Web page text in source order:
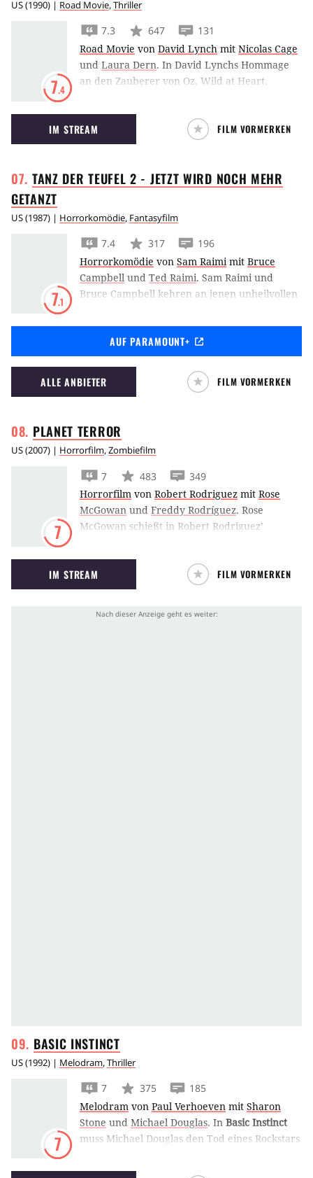
US(1990) | Road Movie,Thriller
7.4
7.3 647
131
Road Movie von David Lynch mit Nicolas Cage
und Laura Dern. In David Lynchs Hommage
an den Zauberer von Oz, Wild at Heart,
wahnsinnigen Schwiegermutter Diane Ladd
und ihren Killern.
IM STREAM FILM VORMERKEN
TANZ DER TEUFEL 2 - JETZT WIRD NOCH MEHR
GETANZT
US(1987) | Horrorkomödie, Fantasyfilm
7.1
7.4 317
196
Horrorkomödie von Sam Raimi mit Bruce
Campbell und Ted Raimi. Sam Raimi und
Bruce Campbell kehren an jenen unheilvollen
der Teufel 2 - Jetzt wird noch mehr getanzt.
AUF PARAMOUNT+
ALLE ANBIETER FILM VORMERKEN
PLANET TERROR
US(2007) | Horrorfilm,Zombiefilm
7
7 483
349
Horrorfilm von Robert Rodriguez mit Rose
McGowan und Freddy Rodríguez. Rose
McGowan schießt in Robert Rodriguez’
Beinprothese.
IM STREAM FILM VORMERKEN
BASIC INSTINCT
US(1992) | Melodram,Thriller
7
7 375
185
Melodram von Paul Verhoeven mit Sharon
Stone und Michael Douglas. In Basic Instinct
muss Michael Douglas den Tod eines Rockstars
einen Sumpf aus Liebe, Hass, Komplott und